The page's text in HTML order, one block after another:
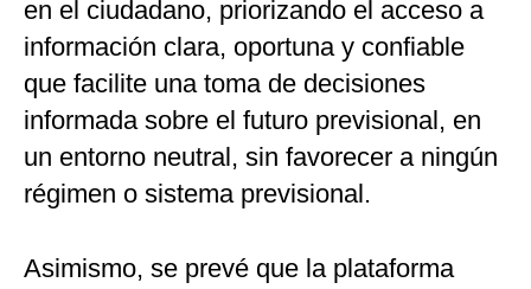
en el ciudadano, priorizando el acceso a
información clara, oportuna y confiable
que facilite una toma de decisiones
informada sobre el futuro previsional, en
un entorno neutral, sin favorecer a ningún
régimen o sistema previsional.
Asimismo, se prevé que la plataforma